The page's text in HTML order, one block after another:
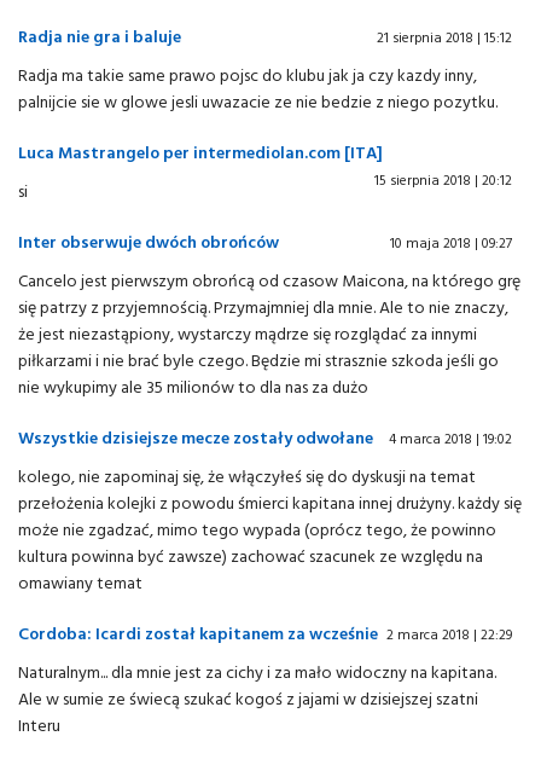
Radja nie gra i baluje 21 sierpnia 2018 | 15:12
Radja ma takie same prawo pojsc do klubu jak ja czy kazdy inny,
palnijcie sie w glowe jesli uwazacie ze nie bedzie z niego pozytku.
Luca Mastrangelo per intermediolan.com [ITA]
15 sierpnia 2018 | 20:12
si
Inter obserwuje dwóch obrońców
10 maja 2018 | 09:27
Cancelo jest pierwszym obrońcą od czasow Maicona, na którego grę
się patrzy z przyjemnością. Przymajmniej dla mnie. Ale to nie znaczy,
że jest niezastąpiony, wystarczy mądrze się rozglądać za innymi
piłkarzami i nie brać byle czego. Będzie mi strasznie szkoda jeśli go
nie wykupimy ale 35 milionów to dla nas za dużo
Wszystkie dzisiejsze mecze zostały odwołane
4 marca 2018 | 19:02
kolego, nie zapominaj się, że włączyłeś się do dyskusji na temat
przełożenia kolejki z powodu śmierci kapitana innej drużyny. każdy się
może nie zgadzać, mimo tego wypada (oprócz tego, że powinno
kultura powinna być zawsze) zachować szacunek ze względu na
omawiany temat
Cordoba: Icardi został kapitanem za wcześnie 2 marca 2018 | 22:29
Naturalnym... dla mnie jest za cichy i za mało widoczny na kapitana.
Ale w sumie ze świecą szukać kogoś z jajami w dzisiejszej szatni
Interu